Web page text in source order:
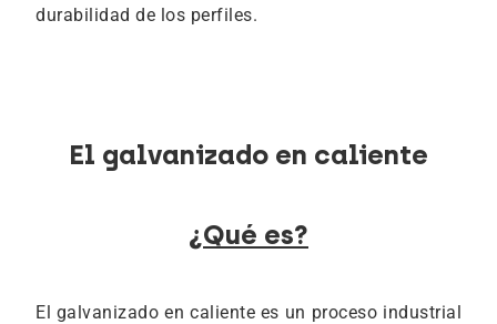
durabilidad de los perfiles.
El galvanizado en caliente
¿Qué es?
El galvanizado en caliente es un proceso industrial